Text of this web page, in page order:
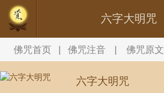
六字大明咒
佛咒首页 | 佛咒注音 | 佛咒原文
六字大明咒